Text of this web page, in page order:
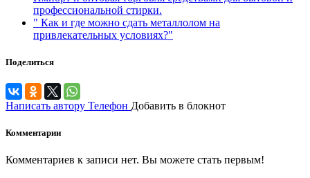
профессиональной стирки.
" Как и где можно сдать металлолом на
привлекательных условиях?"
Поделиться
Написать автору Телефон Добавить в блокнот
Комментарии
Комментариев к записи нет. Вы можете стать первым!